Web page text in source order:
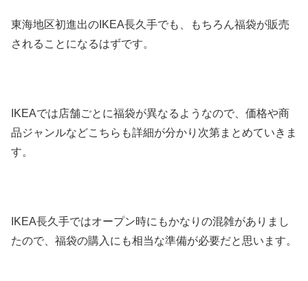
東海地区初進出のIKEA長久手でも、もちろん福袋が販売
されることになるはずです。
IKEAでは店舗ごとに福袋が異なるようなので、価格や商
品ジャンルなどこちらも詳細が分かり次第まとめていきま
す。
IKEA長久手ではオープン時にもかなりの混雑がありまし
たので、福袋の購入にも相当な準備が必要だと思います。